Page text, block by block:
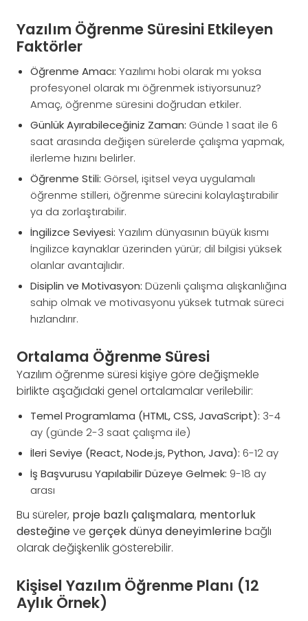
Yazılım Öğrenme Süresini Etkileyen
Faktörler
Öğrenme Amacı: Yazılımı hobi olarak mı yoksa
profesyonel olarak mı öğrenmek istiyorsunuz?
Amaç, öğrenme süresini doğrudan etkiler.
Günlük Ayırabileceğiniz Zaman: Günde 1 saat ile 6
saat arasında değişen sürelerde çalışma yapmak,
ilerleme hızını belirler.
Öğrenme Stili: Görsel, işitsel veya uygulamalı
öğrenme stilleri, öğrenme sürecini kolaylaştırabilir
ya da zorlaştırabilir.
İngilizce Seviyesi: Yazılım dünyasının büyük kısmı
İngilizce kaynaklar üzerinden yürür; dil bilgisi yüksek
olanlar avantajlıdır.
Disiplin ve Motivasyon: Düzenli çalışma alışkanlığına
sahip olmak ve motivasyonu yüksek tutmak süreci
hızlandırır.
Ortalama Öğrenme Süresi
Yazılım öğrenme süresi kişiye göre değişmekle
birlikte aşağıdaki genel ortalamalar verilebilir:
Temel Programlama (HTML, CSS, JavaScript): 3-4
ay (günde 2-3 saat çalışma ile)
İleri Seviye (React, Node.js, Python, Java): 6-12 ay
İş Başvurusu Yapılabilir Düzeye Gelmek: 9-18 ay
arası
Bu süreler, proje bazlı çalışmalara, mentorluk
desteğineve gerçek dünya deneyimlerinebağlı
olarak değişkenlik gösterebilir.
Kişisel Yazılım Öğrenme Planı (12
Aylık Örnek)